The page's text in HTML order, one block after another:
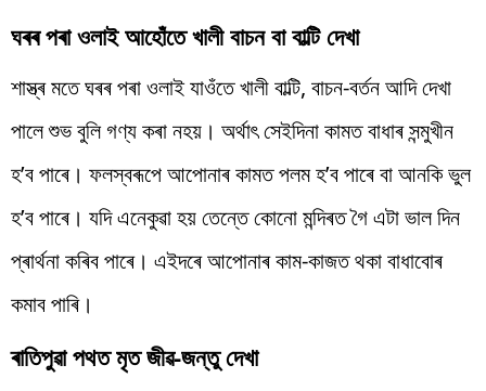
ঘৰৰ পৰা ওলাই আহোঁতে খালী বাচন বা বাল্টি দেখা
শাস্ত্ৰ মতে ঘৰৰ পৰা ওলাই যাওঁতে খালী বাল্টি, বাচন-বৰ্তন আদি দেখা
পালে শুভ বুলি গণ্য কৰা নহয়। অৰ্থাৎ সেইদিনা কামত বাধাৰ সন্মুখীন
হ’ব পাৰে। ফলস্বৰূপে আপোনাৰ কামত পলম হ’ব পাৰে বা আনকি ভুল
হ’ব পাৰে। যদি এনেকুৱা হয় তেন্তে কোনো মন্দিৰত গৈ এটা ভাল দিন
প্ৰাৰ্থনা কৰিব পাৰে। এইদৰে আপোনাৰ কাম-কাজত থকা বাধাবোৰ
কমাব পাৰি।
ৰাতিপুৱা পথত মৃত জীৱ-জন্তু দেখা